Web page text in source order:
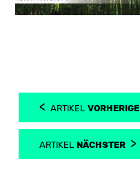
artikel
artikelnächster